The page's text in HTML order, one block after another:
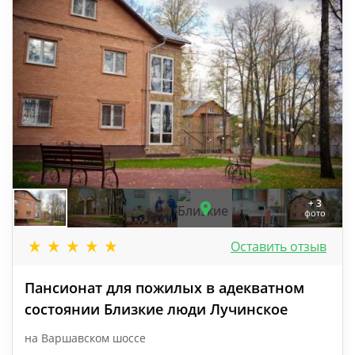
+ 3
фото
Оставить отзыв
Пансионат для пожилых в адекватном
состоянии Близкие люди Лучинское
на Варшавском шоссе